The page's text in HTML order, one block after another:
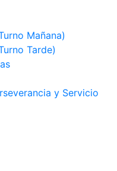
Mañana)
Tarde)
y Servicio